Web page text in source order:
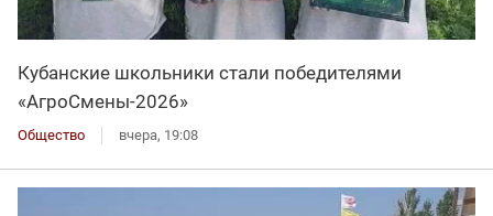
Кубанские школьники стали победителями
«АгроСмены-2026»
Общество вчера, 19:08